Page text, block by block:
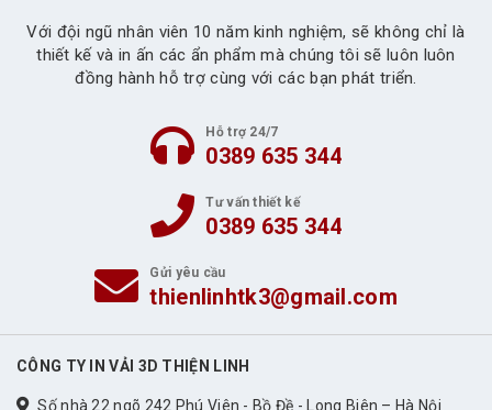
Với đội ngũ nhân viên 10 năm kinh nghiệm, sẽ không chỉ là
thiết kế và in ấn các ẩn phẩm mà chúng tôi sẽ luôn luôn
đồng hành hỗ trợ cùng với các bạn phát triển.
Hỗ trợ 24/7
0389 635 344
Tư vấn thiết kế
0389 635 344
Gửi yêu cầu
thienlinhtk3@gmail.com
CÔNG TY IN VẢI 3D THIỆN LINH
Số nhà 22 ngõ 242 Phú Viên - Bồ Đề - Long Biên – Hà Nội